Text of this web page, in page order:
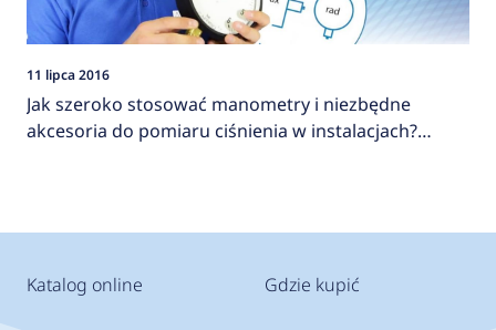
11 lipca 2016
Jak szeroko stosować manometry i niezbędne
akcesoria do pomiaru ciśnienia w instalacjach?
Katalog online Gdzie kupić